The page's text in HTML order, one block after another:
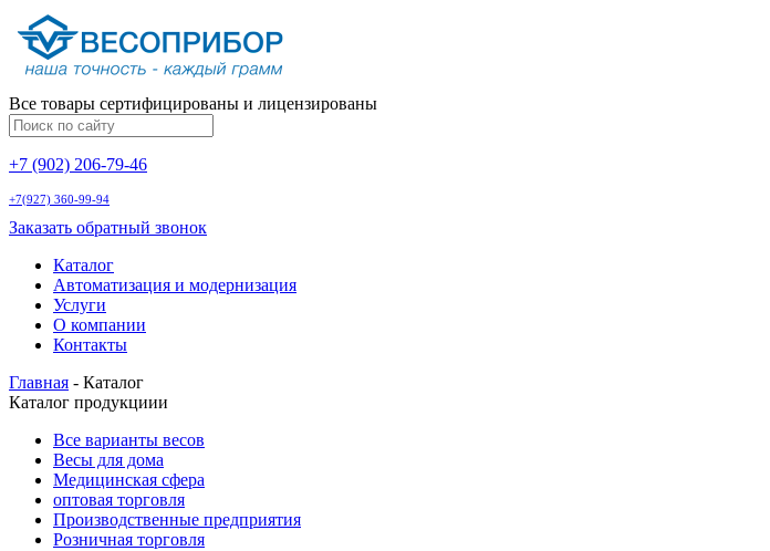
Все товары сертифицированы и лицензированы
+7 (902) 206-79-46
+7(927) 360-99-94
Заказать обратный звонок
Каталог
Автоматизация и модернизация
Услуги
О компании
Контакты
Главная - Каталог
Каталог продукциии
Все варианты весов
Весы для дома
Медицинская сфера
оптовая торговля
Производственные предприятия
Розничная торговля